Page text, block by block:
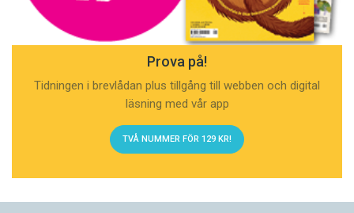
Prova på!
Tidningen i brevlådan plus tillgång till webben och digital
läsning med vår app
TVÅ NUMMER FÖR 129 KR!